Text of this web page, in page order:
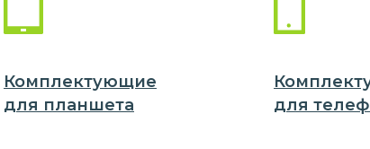
Комплектующие
для планшета
для